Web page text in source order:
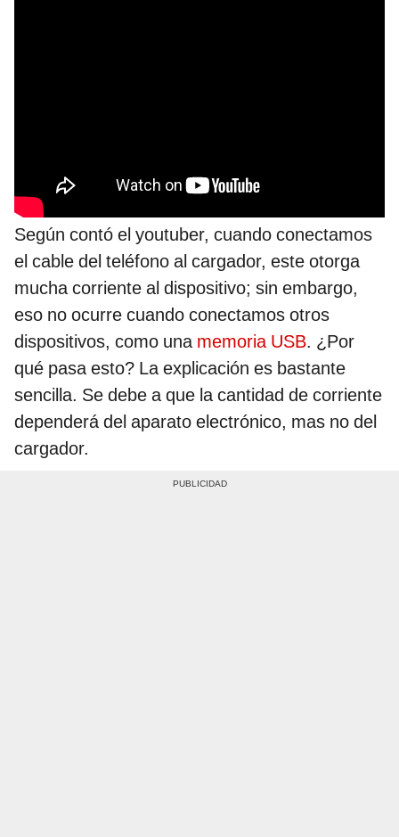
Según contó el youtuber, cuando conectamos
el cable del teléfono al cargador, este otorga
mucha corriente al dispositivo; sin embargo,
eso no ocurre cuando conectamos otros
dispositivos, como una memoria USB. ¿Por
qué pasa esto? La explicación es bastante
sencilla. Se debe a que la cantidad de corriente
dependerá del aparato electrónico, mas no del
cargador.